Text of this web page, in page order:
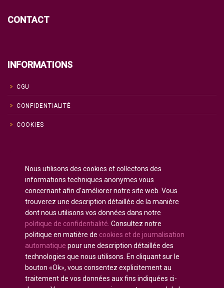
CONTACT
INFORMATIONS
CGU
CONFIDENTIALITÉ
COOKIES
Русский
(Russe
Español(Espagnol )
Français
العربية(Arabe)
Português(Portugais - du Portugal)
Nous utilisons des cookies et collectons des
informations techniques anonymes vous
concernant afin d’améliorer notre site web. Vous
trouverez une description détaillée de la manière
dont nous utilisons vos données dans notre
politique de confidentialité . Consultez notre
politique en matière de cookies et de journalisation
automatique pour une description détaillée des
technologies que nous utilisons. En cliquant sur le
bouton «Ok», vous consentez explicitement au
traitement de vos données aux fins indiquées ci-